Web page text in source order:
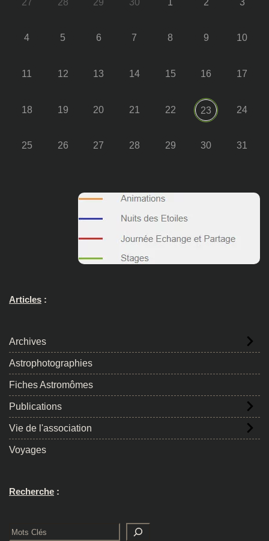
4 5 6 7 8 9 10
11 12 13 14 15 16 17
18 19 20 21 22 23 24
25 26 27 28 29 30 31
Articles :
Archives
Astrophotographies
Fiches Astromômes
Publications
Vie de l'association
Voyages
Recherche :
Rechercher